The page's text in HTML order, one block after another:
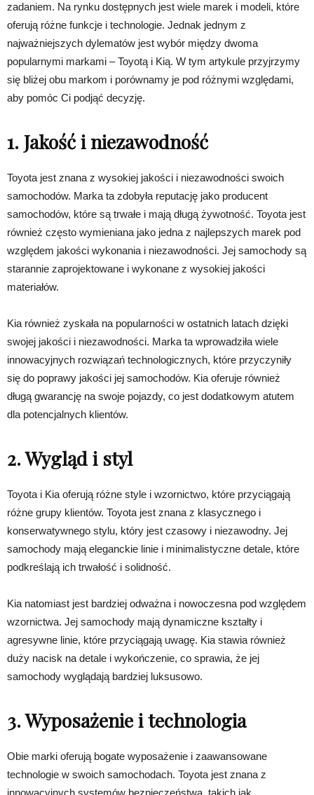
zadaniem. Na rynku dostępnych jest wiele marek i modeli, które
oferują różne funkcje i technologie. Jednak jednym z
najważniejszych dylematów jest wybór między dwoma
popularnymi markami – Toyotą i Kią. W tym artykule przyjrzymy
się bliżej obu markom i porównamy je pod różnymi względami,
aby pomóc Ci podjąć decyzję.
1. Jakość i niezawodność
Toyota jest znana z wysokiej jakości i niezawodności swoich
samochodów. Marka ta zdobyła reputację jako producent
samochodów, które są trwałe i mają długą żywotność. Toyota jest
również często wymieniana jako jedna z najlepszych marek pod
względem jakości wykonania i niezawodności. Jej samochody są
starannie zaprojektowane i wykonane z wysokiej jakości
materiałów.
Kia również zyskała na popularności w ostatnich latach dzięki
swojej jakości i niezawodności. Marka ta wprowadziła wiele
innowacyjnych rozwiązań technologicznych, które przyczyniły
się do poprawy jakości jej samochodów. Kia oferuje również
długą gwarancję na swoje pojazdy, co jest dodatkowym atutem
dla potencjalnych klientów.
2. Wygląd i styl
Toyota i Kia oferują różne style i wzornictwo, które przyciągają
różne grupy klientów. Toyota jest znana z klasycznego i
konserwatywnego stylu, który jest czasowy i niezawodny. Jej
samochody mają eleganckie linie i minimalistyczne detale, które
podkreślają ich trwałość i solidność.
Kia natomiast jest bardziej odważna i nowoczesna pod względem
wzornictwa. Jej samochody mają dynamiczne kształty i
agresywne linie, które przyciągają uwagę. Kia stawia również
duży nacisk na detale i wykończenie, co sprawia, że ​​jej
samochody wyglądają bardziej luksusowo.
3. Wyposażenie i technologia
Obie marki oferują bogate wyposażenie i zaawansowane
technologie w swoich samochodach. Toyota jest znana z